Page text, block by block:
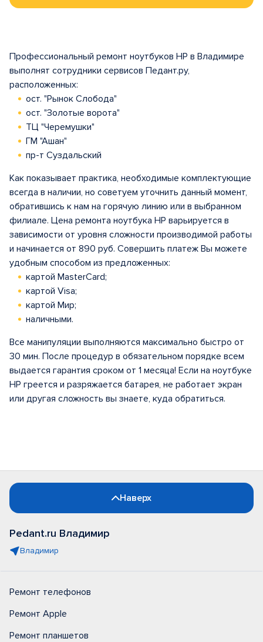
Профессиональный ремонт ноутбуков HP в Владимире
выполнят сотрудники сервисов Педант.ру,
расположенных:
ост. "Рынок Слобода"
ост. "Золотые ворота"
ТЦ "Черемушки"
ГМ "Ашан"
пр-т Суздальский
Как показывает практика, необходимые комплектующие
всегда в наличии, но советуем уточнить данный момент,
обратившись к нам на горячую линию или в выбранном
филиале. Цена ремонта ноутбука HP варьируется в
зависимости от уровня сложности производимой работы
и начинается от 890 руб. Совершить платеж Вы можете
удобным способом из предложенных:
картой MasterCard;
картой Visa;
картой Мир;
наличными.
Все манипуляции выполняются максимально быстро от
30 мин. После процедур в обязательном порядке всем
выдается гарантия сроком от 1 месяца! Если на ноутбуке
HP греется и разряжается батарея, не работает экран
или другая сложность вы знаете, куда обратиться.
Наверх
Pedant.ru Владимир
Владимир
Ремонт телефонов
Ремонт Apple
Ремонт планшетов